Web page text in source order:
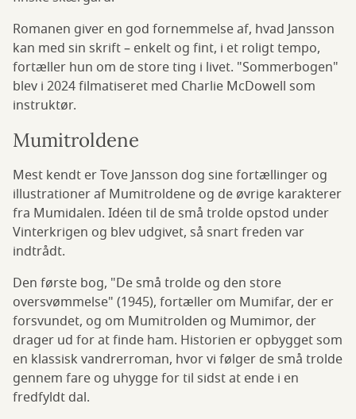
Romanen giver en god fornemmelse af, hvad Jansson
kan med sin skrift – enkelt og fint, i et roligt tempo,
fortæller hun om de store ting i livet. "Sommerbogen"
blev i 2024 filmatiseret med Charlie McDowell som
instruktør.
Mumitroldene
Mest kendt er Tove Jansson dog sine fortællinger og
illustrationer af Mumitroldene og de øvrige karakterer
fra Mumidalen. Idéen til de små trolde opstod under
Vinterkrigen og blev udgivet, så snart freden var
indtrådt.
Den første bog, "De små trolde og den store
oversvømmelse" (1945), fortæller om Mumifar, der er
forsvundet, og om Mumitrolden og Mumimor, der
drager ud for at finde ham. Historien er opbygget som
en klassisk vandrerroman, hvor vi følger de små trolde
gennem fare og uhygge for til sidst at ende i en
fredfyldt dal.